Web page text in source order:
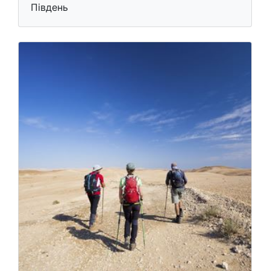
Південь